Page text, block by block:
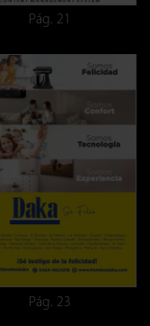
Pág. 21
Pág. 23